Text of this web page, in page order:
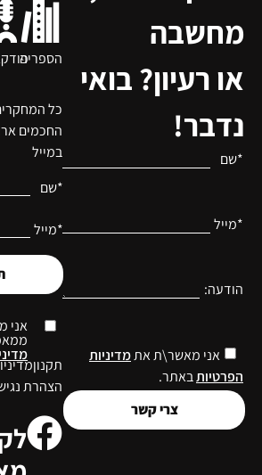
הזה עוזר
לך
בתכל'ס?
מעשיים
שיעזרו לך
ביום-יום עם
הילדים.
עכשיו ותני
לעצמך
ולמשפחה
שלך את
הטוב ביותר!